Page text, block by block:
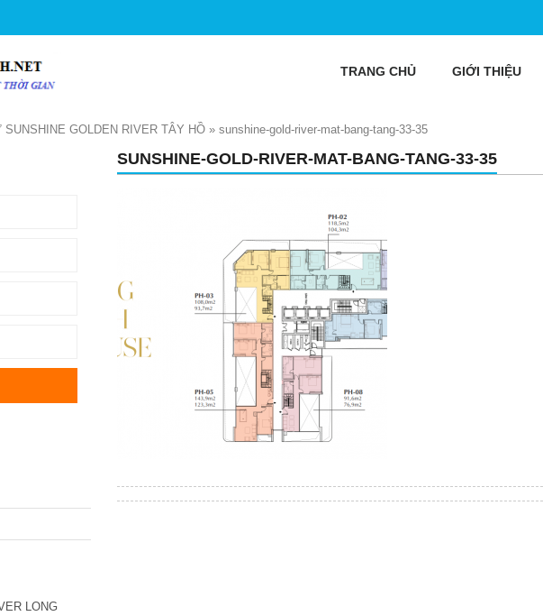
TRANG CHỦ GIỚI THIỆU
SUNSHINE GOLDEN RIVER TÂY HỒ » sunshine-gold-river-mat-bang-tang-33-35
SUNSHINE-GOLD-RIVER-MAT-BANG-TANG-33-35
LONG